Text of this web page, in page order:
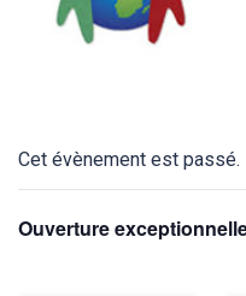
Cet évènement est passé.
Ouverture